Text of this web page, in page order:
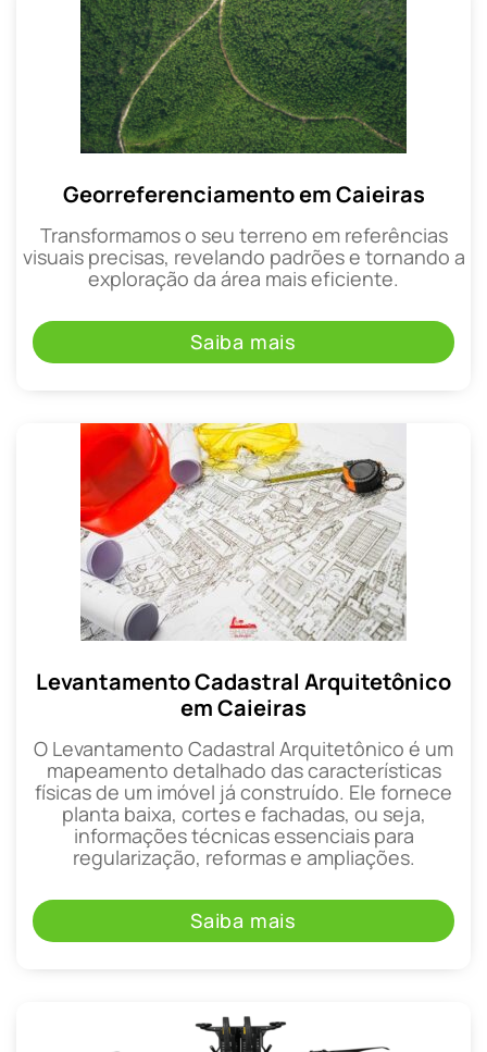
Georreferenciamento em Caieiras
Transformamos o seu terreno em referências
visuais precisas, revelando padrões e tornando a
exploração da área mais eficiente.
Saiba mais
Levantamento Cadastral Arquitetônico
em Caieiras
O Levantamento Cadastral Arquitetônico é um
mapeamento detalhado das características
físicas de um imóvel já construído. Ele fornece
planta baixa, cortes e fachadas, ou seja,
informações técnicas essenciais para
regularização, reformas e ampliações.
Saiba mais